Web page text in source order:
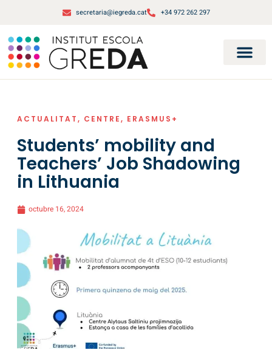
secretaria@iegreda.cat +34 972 262 297
ACTUALITAT, CENTRE, ERASMUS+
Students’ mobility and
Teachers’ Job Shadowing
in Lithuania
octubre 16, 2024